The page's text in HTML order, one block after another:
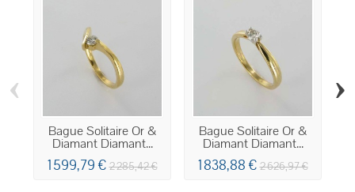
Bague Solitaire Or &
Diamant Diamant...
1 599,79 €2 285,42 €
Bague Solitaire Or &
Diamant Diamant...
1 838,88 €2 626,97 €
‹ ›